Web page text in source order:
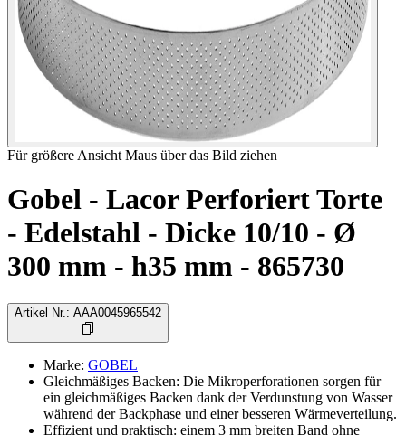
Für größere Ansicht Maus über das Bild ziehen
Gobel - Lacor Perforiert Torte
- Edelstahl - Dicke 10/10 - Ø
300 mm - h35 mm - 865730
Artikel Nr. : AAA0045965542
Marke: GOBEL
Gleichmäßiges Backen: Die Mikroperforationen sorgen für
ein gleichmäßiges Backen dank der Verdunstung von Wasser
während der Backphase und einer besseren Wärmeverteilung.
Effizient und praktisch: einem 3 mm breiten Band ohne